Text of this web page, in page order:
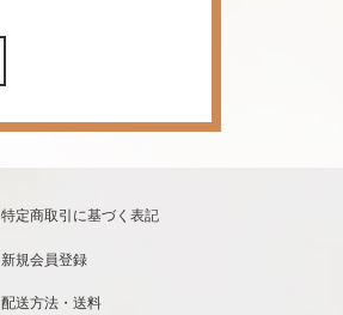
特定商取引に基づく表記
新規会員登録
配送方法・送料